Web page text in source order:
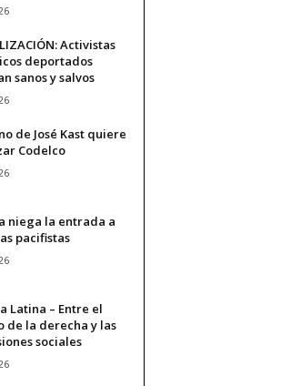
Activistas
deportados
sanos y salvos
de José Kast quiere
Codelco
niega la entrada a
pacifistas
Latina – Entre el
de la derecha y las
sociales